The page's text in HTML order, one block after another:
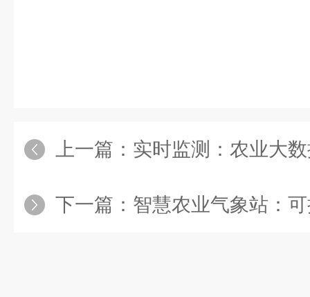
上一篇： 实时监测：农业大数据气象站如何
下一篇： 智慧农业气象站：可持续农业发展的